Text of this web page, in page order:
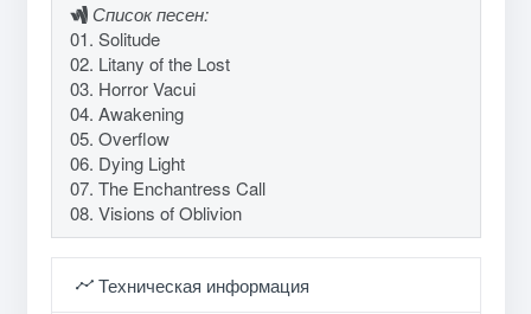
Список песен:
01. Solitude
02. Litany of the Lost
03. Horror Vacui
04. Awakening
05. Overflow
06. Dying Light
07. The Enchantress Call
08. Visions of Oblivion
Техническая информация